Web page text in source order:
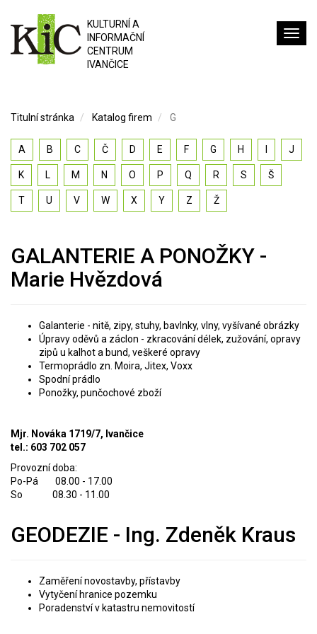
KULTURNÍ A
INFORMAČNÍ
CENTRUM
IVANČICE
Titulní stránka Katalog firem G
A B C Č D E F G H J
K L M N O P Q R S Š
T U V W X Y Z Ž
GALANTERIE A PONOŽKY -
Marie Hvězdová
Galanterie - nitě, zipy, stuhy, bavlnky, vlny, vyšívané obrázky
Úpravy oděvů a záclon - zkracování délek, zužování, opravy
zipů u kalhot a bund, veškeré opravy
Termoprádlo zn. Moira, Jitex, Voxx
Spodní prádlo
Ponožky, punčochové zboží
Mjr. Nováka 1719/7, Ivančice
tel.: 603 702 057
Provozní doba:
Po-Pá 08.00 - 17.00
So 08.30 - 11.00
GEODEZIE - Ing. Zdeněk Kraus
Zaměření novostavby, přístavby
Vytyčení hranice pozemku
Poradenství v katastru nemovitostí